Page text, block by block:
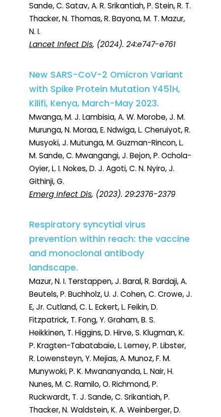
Sande, C. Satav, A. R. Srikantiah, P. Stein, R. T.
Thacker, N. Thomas, R. Bayona, M. T. Mazur,
N. I.
Lancet Infect Dis, (2024). 24:e747-e761
New SARS-CoV-2 Omicron Variant
with Spike Protein Mutation Y451H,
Kilifi, Kenya, March-May 2023.
Mwanga, M. J. Lambisia, A. W. Morobe, J. M.
Murunga, N. Moraa, E. Ndwiga, L. Cheruiyot, R.
Musyoki, J. Mutunga, M. Guzman-Rincon, L.
M. Sande, C. Mwangangi, J. Bejon, P. Ochola-
Oyier, L. I. Nokes, D. J. Agoti, C. N. Nyiro, J.
Githinji, G.
Emerg Infect Dis, (2023). 29:2376-2379
Respiratory syncytial virus
prevention within reach: the vaccine
and monoclonal antibody
landscape.
Mazur, N. I. Terstappen, J. Baral, R. Bardaji, A.
Beutels, P. Buchholz, U. J. Cohen, C. Crowe, J.
E, Jr. Cutland, C. L. Eckert, L. Feikin, D.
Fitzpatrick, T. Fong, Y. Graham, B. S.
Heikkinen, T. Higgins, D. Hirve, S. Klugman, K.
P. Kragten-Tabatabaie, L. Lemey, P. Libster,
R. Lowensteyn, Y. Mejias, A. Munoz, F. M.
Munywoki, P. K. Mwananyanda, L. Nair, H.
Nunes, M. C. Ramilo, O. Richmond, P.
Ruckwardt, T. J. Sande, C. Srikantiah, P.
Thacker, N. Waldstein, K. A. Weinberger, D.